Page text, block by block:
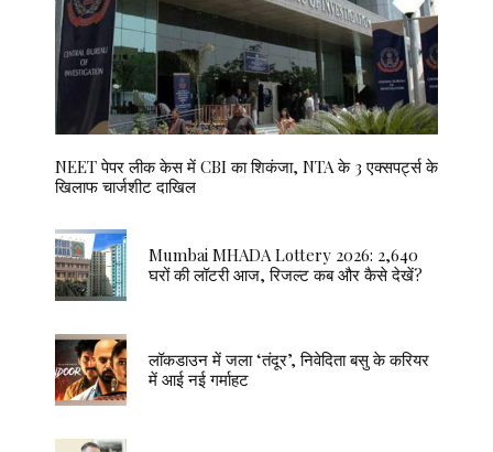
NEET पेपर लीक केस में CBI का शिकंजा, NTA के 3 एक्सपर्ट्स के
खिलाफ चार्जशीट दाखिल
Mumbai MHADA Lottery 2026: 2,640
घरों की लॉटरी आज, रिजल्ट कब और कैसे देखें?
लॉकडाउन में जला ‘तंदूर’, निवेदिता बसु के करियर
में आई नई गर्माहट